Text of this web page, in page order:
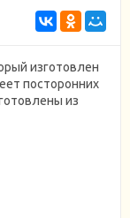
изготовлен
посторонних
из